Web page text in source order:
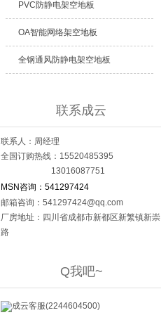
PVC防静电架空地板
OA智能网络架空地板
全钢通风防静电架空地板
联系成云
联系人：周经理
全国订购热线： 15520485395
13016087751
MSN咨询： 541297424
邮箱咨询：541297424@qq.com
厂房地址：四川省成都市新都区新繁镇新崇
路
Q我吧~
成云客服(2244604500)